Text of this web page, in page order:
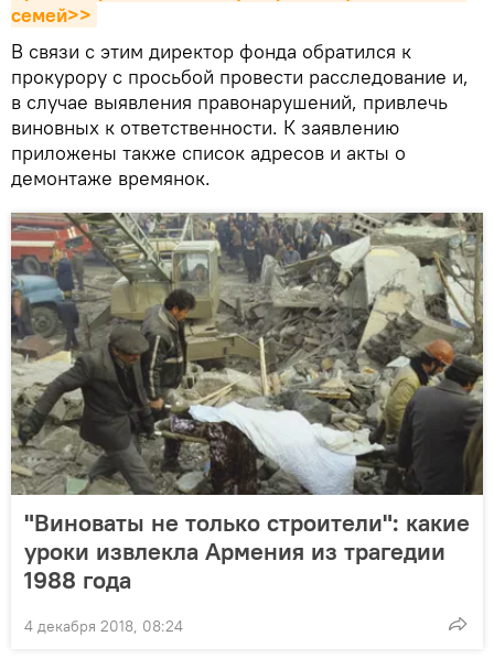
семей>>
В связи с этим директор фонда обратился к
прокурору с просьбой провести расследование и,
в случае выявления правонарушений, привлечь
виновных к ответственности. К заявлению
приложены также список адресов и акты о
демонтаже времянок.
"Виноваты не только строители": какие
уроки извлекла Армения из трагедии
1988 года
4 декабря 2018, 08:24